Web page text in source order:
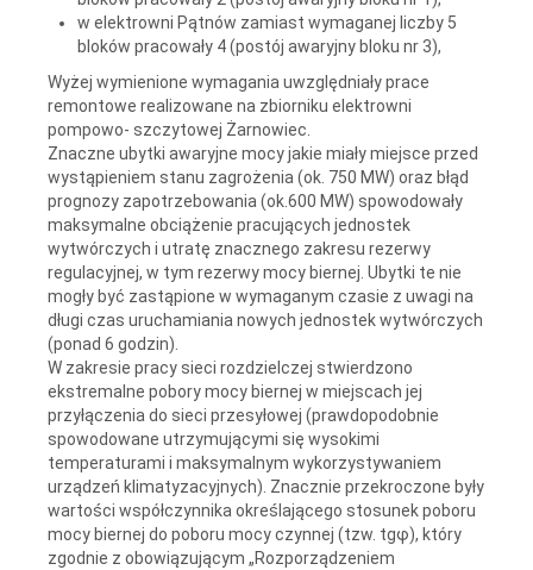
w elektrowni Pątnów zamiast wymaganej liczby 5
bloków pracowały 4 (postój awaryjny bloku nr 3),
Wyżej wymienione wymagania uwzględniały prace
remontowe realizowane na zbiorniku elektrowni
pompowo- szczytowej Żarnowiec.
Znaczne ubytki awaryjne mocy jakie miały miejsce przed
wystąpieniem stanu zagrożenia (ok. 750 MW) oraz błąd
prognozy zapotrzebowania (ok.600 MW) spowodowały
maksymalne obciążenie pracujących jednostek
wytwórczych i utratę znacznego zakresu rezerwy
regulacyjnej, w tym rezerwy mocy biernej. Ubytki te nie
mogły być zastąpione w wymaganym czasie z uwagi na
długi czas uruchamiania nowych jednostek wytwórczych
(ponad 6 godzin).
W zakresie pracy sieci rozdzielczej stwierdzono
ekstremalne pobory mocy biernej w miejscach jej
przyłączenia do sieci przesyłowej (prawdopodobnie
spowodowane utrzymującymi się wysokimi
temperaturami i maksymalnym wykorzystywaniem
urządzeń klimatyzacyjnych). Znacznie przekroczone były
wartości współczynnika określającego stosunek poboru
mocy biernej do poboru mocy czynnej (tzw. tgφ), który
zgodnie z obowiązującym „Rozporządzeniem